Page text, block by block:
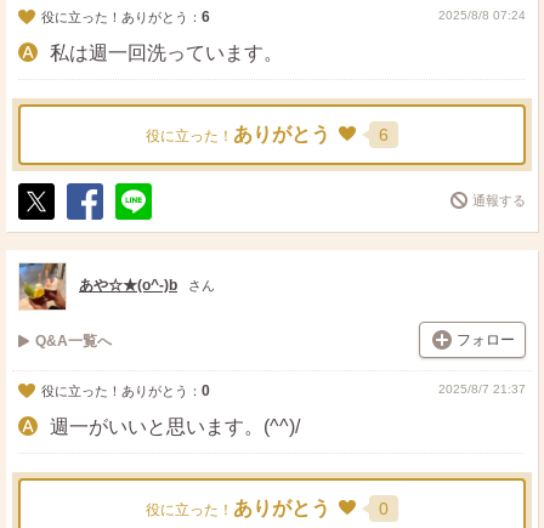
役に立った！ありがとう： 6 2025/8/8 07:24
私は週一回洗っています。
役に立った！ ありがとう 6
ポ
ス
ト
シ
ェ
送
る
通報する
あや☆★(o^-)b さん
Q&A一覧へ フォロー
役に立った！ありがとう： 0 2025/8/7 21:37
週一がいいと思います。(^^)/
役に立った！ ありがとう 0